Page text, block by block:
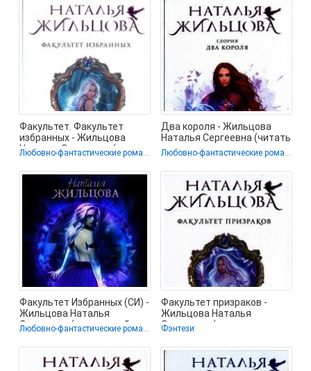
Факультет. Факультет
избранных - Жильцова
Наталья Сергеевна (читать
книги без
Любовно-фантастические романы
Два короля - Жильцова
Наталья Сергеевна (читать
хорошую книгу полностьюЛюбовно-фантастические романы
Факультет Избранных (СИ) -
Жильцова Наталья
Сергеевна (книги онлайн
бесплатно
Любовно-фантастические романы
Факультет призраков -
Жильцова Наталья
Сергеевна (книги
Фэнтези